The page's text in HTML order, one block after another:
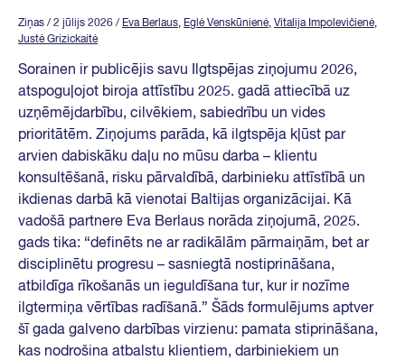
Ziņas / 2 jūlijs 2026 / Eva Berlaus, Eglė Venskūnienė, Vitalija Impolevičienė,
Justė Grizickaitė
Sorainen ir publicējis savu Ilgtspējas ziņojumu 2026,
atspoguļojot biroja attīstību 2025. gadā attiecībā uz
uzņēmējdarbību, cilvēkiem, sabiedrību un vides
prioritātēm. Ziņojums parāda, kā ilgtspēja kļūst par
arvien dabiskāku daļu no mūsu darba – klientu
konsultēšanā, risku pārvaldībā, darbinieku attīstībā un
ikdienas darbā kā vienotai Baltijas organizācijai. Kā
vadošā partnere Eva Berlaus norāda ziņojumā, 2025.
gads tika: “definēts ne ar radikālām pārmaiņām, bet ar
disciplinētu progresu – sasniegtā nostiprināšana,
atbildīga rīkošanās un ieguldīšana tur, kur ir nozīme
ilgtermiņa vērtības radīšanā.” Šāds formulējums aptver
šī gada galveno darbības virzienu: pamata stiprināšana,
kas nodrošina atbalstu klientiem, darbiniekiem un